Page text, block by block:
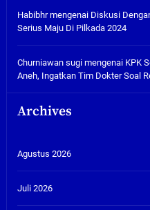
Habibhrmengenai Diskusi
Serius Maju Di Pilkada 2024
Churniawan sugimengenai KPK
Aneh, Ingatkan Tim Dokter Soal
Archives
Agustus 2026
Juli 2026